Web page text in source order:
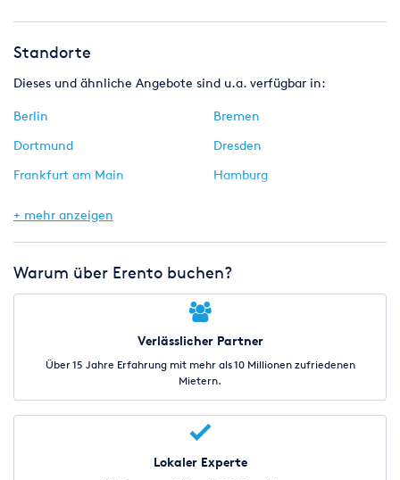
Standorte
Dieses und ähnliche Angebote sind u.a. verfügbar in:
Berlin
Bremen
Dortmund
Dresden
Frankfurt am Main
Hamburg
+ mehr anzeigen
Warum über Erento buchen?
Verlässlicher Partner
Über 15 Jahre Erfahrung mit mehr als 10 Millionen zufriedenen
Mietern.
Lokaler Experte